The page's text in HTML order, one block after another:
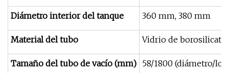
Diámetro interior del tanque 360 mm, 380 mm
Material del tubo Vidrio de borosilicato
Tamaño del tubo de vacío (mm) 58/1800 (diámetro/